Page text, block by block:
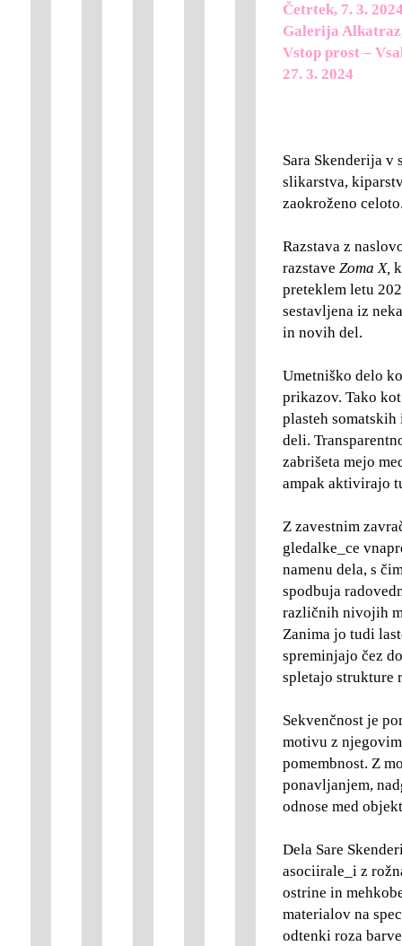
Četrtek, 7. 3.
Galerija
Vstop prost –
27. 3. 2024
Sara Skenderija
slikarstva,
zaokroženo
Razstava z
razstave Zoma X,
preteklem letu
sestavljena iz
in novih del.
Umetniško delo
prikazov. Tako
plasteh
deli.
zabrišeta mejo
ampak aktivirajo
Z zavestnim
gledalke_ce
namenu dela, s
spodbuja
različnih nivojih
Zanima jo tudi
spreminjajo čez
spletajo strukture
Sekvenčnost je
motivu z
pomembnost. Z
ponavljanjem,
odnose med
Dela Sare
asociirale_i z
ostrine in
materialov na
odtenki roza